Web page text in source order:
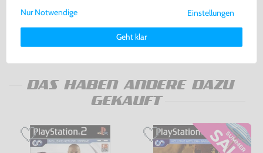
nur169,99 €
Warenkorb
nur22,99 €
Warenkorb
DAS HABEN ANDERE DAZU
GEKAUFT
Weitere Informationen zu den von uns verwendeten Cookies und
Deinen Rechten als Nutzer findest Du in unsererDaten­schutz­
Impressum.
Einstellungen
Geht klar
Nur Notwendige